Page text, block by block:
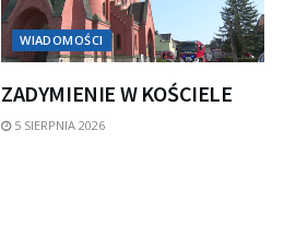
WIADOMOŚCI
ZADYMIENIE W KOŚCIELE
5 SIERPNIA 2026